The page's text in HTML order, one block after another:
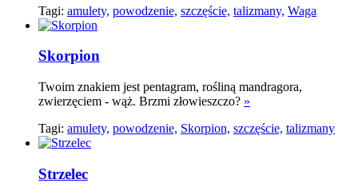
Tagi: amulety, powodzenie, szczęście, talizmany, Waga
Skorpion
Twoim znakiem jest pentagram, rośliną mandragora,
zwierzęciem - wąż. Brzmi złowieszczo? »
Tagi: amulety, powodzenie, Skorpion, szczęście, talizmany
Strzelec